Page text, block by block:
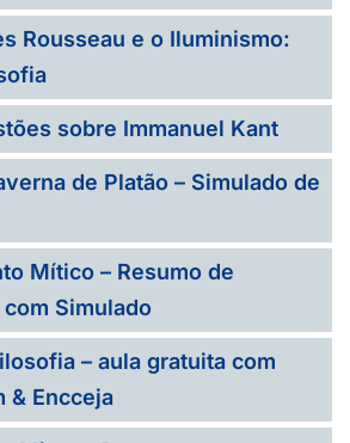
Rousseau e o Iluminismo:
sobre Immanuel Kant
de Platão – Simulado de
Mítico – Resumo de
Simulado
– aula gratuita com
& Encceja